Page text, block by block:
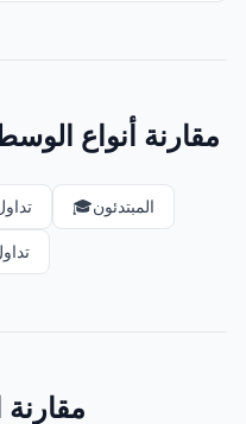
مقارنة أنواع
🎓المبتدئون